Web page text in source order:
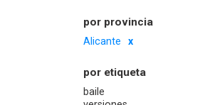
por provincia
Alicante
por etiqueta
baile